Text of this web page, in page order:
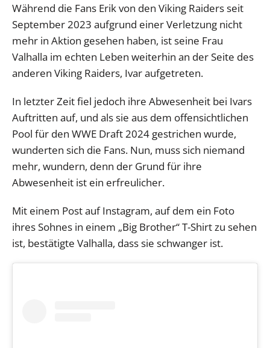
Während die Fans Erik von den Viking Raiders seit
September 2023 aufgrund einer Verletzung nicht
mehr in Aktion gesehen haben, ist seine Frau
Valhalla im echten Leben weiterhin an der Seite des
anderen Viking Raiders, Ivar aufgetreten.
In letzter Zeit fiel jedoch ihre Abwesenheit bei Ivars
Auftritten auf, und als sie aus dem offensichtlichen
Pool für den WWE Draft 2024 gestrichen wurde,
wunderten sich die Fans. Nun, muss sich niemand
mehr, wundern, denn der Grund für ihre
Abwesenheit ist ein erfreulicher.
Mit einem Post auf Instagram, auf dem ein Foto
ihres Sohnes in einem „Big Brother“ T-Shirt zu sehen
ist, bestätigte Valhalla, dass sie schwanger ist.